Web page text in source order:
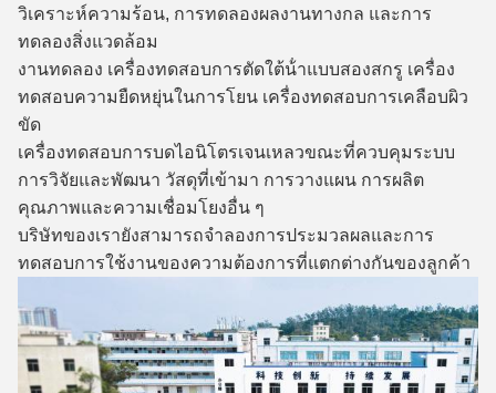
วิเคราะห์ความร้อน, การทดลองผลงานทางกล และการ
ทดลองสิ่งแวดล้อม
งานทดลอง เครื่องทดสอบการตัดใต้น้ําแบบสองสกรู เครื่อง
ทดสอบความยืดหยุ่นในการโยน เครื่องทดสอบการเคลือบผิว
ขัด
เครื่องทดสอบการบดไอนิโตรเจนเหลวขณะที่ควบคุมระบบ
การวิจัยและพัฒนา วัสดุที่เข้ามา การวางแผน การผลิต
คุณภาพและความเชื่อมโยงอื่น ๆ
บริษัทของเรายังสามารถจําลองการประมวลผลและการ
ทดสอบการใช้งานของความต้องการที่แตกต่างกันของลูกค้า